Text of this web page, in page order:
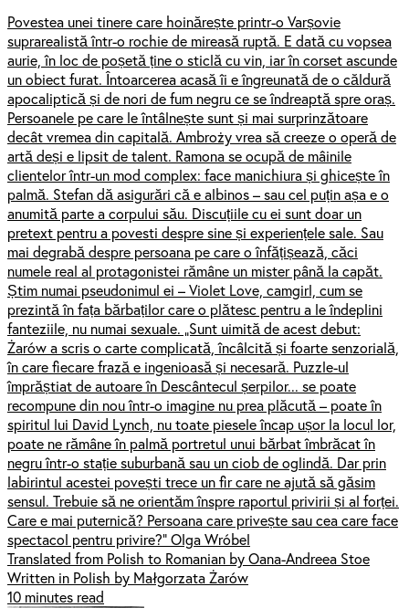
Povestea unei tinere care hoinărește printr-o Varșovie
suprarealistă într-o rochie de mireasă ruptă. E dată cu vopsea
aurie, în loc de poșetă ține o sticlă cu vin, iar în corset ascunde
un obiect furat. Întoarcerea acasă îi e îngreunată de o căldură
apocaliptică și de nori de fum negru ce se îndreaptă spre oraș.
Persoanele pe care le întâlnește sunt și mai surprinzătoare
decât vremea din capitală. Ambroży vrea să creeze o operă de
artă deși e lipsit de talent. Ramona se ocupă de mâinile
clientelor într-un mod complex: face manichiura și ghicește în
palmă. Stefan dă asigurări că e albinos – sau cel puțin așa e o
anumită parte a corpului său. Discuțiile cu ei sunt doar un
pretext pentru a povesti despre sine și experiențele sale. Sau
mai degrabă despre persoana pe care o înfățișează, căci
numele real al protagonistei rămâne un mister până la capăt.
Știm numai pseudonimul ei – Violet Love, camgirl, cum se
prezintă în fața bărbaților care o plătesc pentru a le îndeplini
fanteziile, nu numai sexuale. „Sunt uimită de acest debut:
Żarów a scris o carte complicată, încâlcită și foarte senzorială,
în care fiecare frază e ingenioasă și necesară. Puzzle-ul
împrăștiat de autoare în Descântecul șerpilor... se poate
recompune din nou într-o imagine nu prea plăcută – poate în
spiritul lui David Lynch, nu toate piesele încap ușor la locul lor,
poate ne rămâne în palmă portretul unui bărbat îmbrăcat în
negru într-o stație suburbană sau un ciob de oglindă. Dar prin
labirintul acestei povești trece un fir care ne ajută să găsim
sensul. Trebuie să ne orientăm înspre raportul privirii și al forței.
Care e mai puternică? Persoana care privește sau cea care face
spectacol pentru privire?” Olga Wróbel
Translated from Polish to Romanian by Oana-Andreea Stoe
Written in Polish by Małgorzata Żarów
10 minutes read